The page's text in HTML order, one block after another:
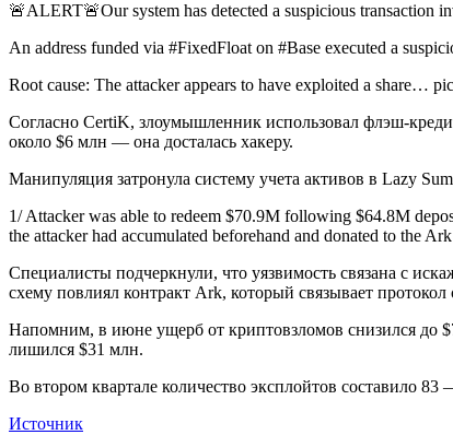
🚨ALERT🚨Our system has detected a suspicious transaction
An address funded via #FixedFloat on #Base executed a
Root cause: The attacker appears to have exploited a
Согласно CertiK, злоумышленник использовал флэш-
около $6 млн — она досталась хакеру.
Манипуляция затронула систему учета активов в Lazy
1/ Attacker was able to redeem $70.9M following $64.8M
the attacker had accumulated beforehand and donated to
Специалисты подчеркнули, что уязвимость связана с
схему повлиял контракт Ark, который связывает
Напомним, в июне ущерб от криптовзломов снизился до
лишился $31 млн.
Во втором квартале количество эксплойтов составило
Источник